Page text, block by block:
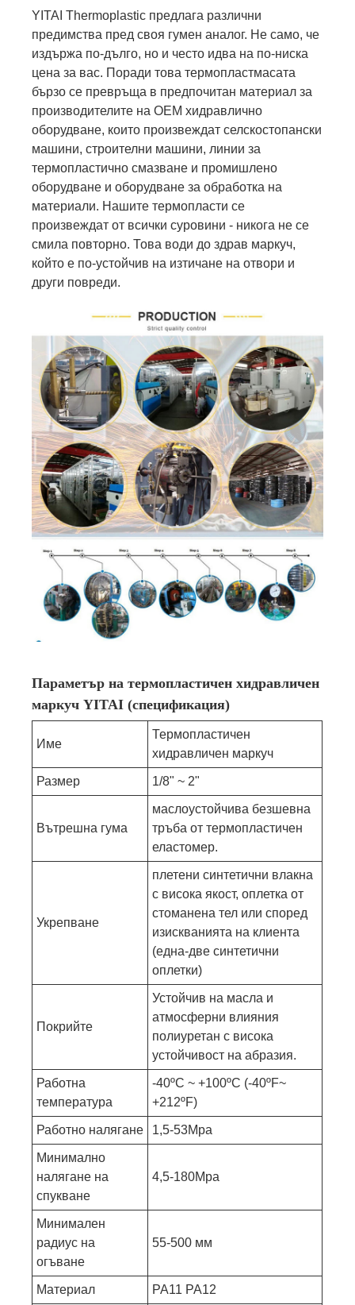
YITAI Thermoplastic предлага различни
предимства пред своя гумен аналог. Не само, че
издържа по-дълго, но и често идва на по-ниска
цена за вас. Поради това термопластмасата
бързо се превръща в предпочитан материал за
производителите на OEM хидравлично
оборудване, които произвеждат селскостопански
машини, строителни машини, линии за
термопластично смазване и промишлено
оборудване и оборудване за обработка на
материали. Нашите термопласти се
произвеждат от всички суровини - никога не се
смила повторно. Това води до здрав маркуч,
който е по-устойчив на изтичане на отвори и
други повреди.
Параметър на термопластичен хидравличен
маркуч YITAI (спецификация)
Име
Термопластичен
хидравличен маркуч
Размер 1/8" ~ 2"
Вътрешна гума
маслоустойчива безшевна
тръба от термопластичен
еластомер.
Укрепване
плетени синтетични влакна
с висока якост, оплетка от
стоманена тел или според
изискванията на клиента
(една-две синтетични
оплетки)
Покрийте
Устойчив на масла и
атмосферни влияния
полиуретан с висока
устойчивост на абразия.
Работна
температура
-40ºC ~ +100ºC (-40ºF~
+212ºF)
Работно налягане 1,5-53Mpa
Минимално
налягане на
спукване
4,5-180Mpa
Минимален
радиус на
огъване
55-500 мм
Материал PA11 PA12